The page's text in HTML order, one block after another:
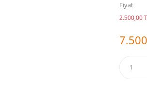
Fiyat
2.500,00